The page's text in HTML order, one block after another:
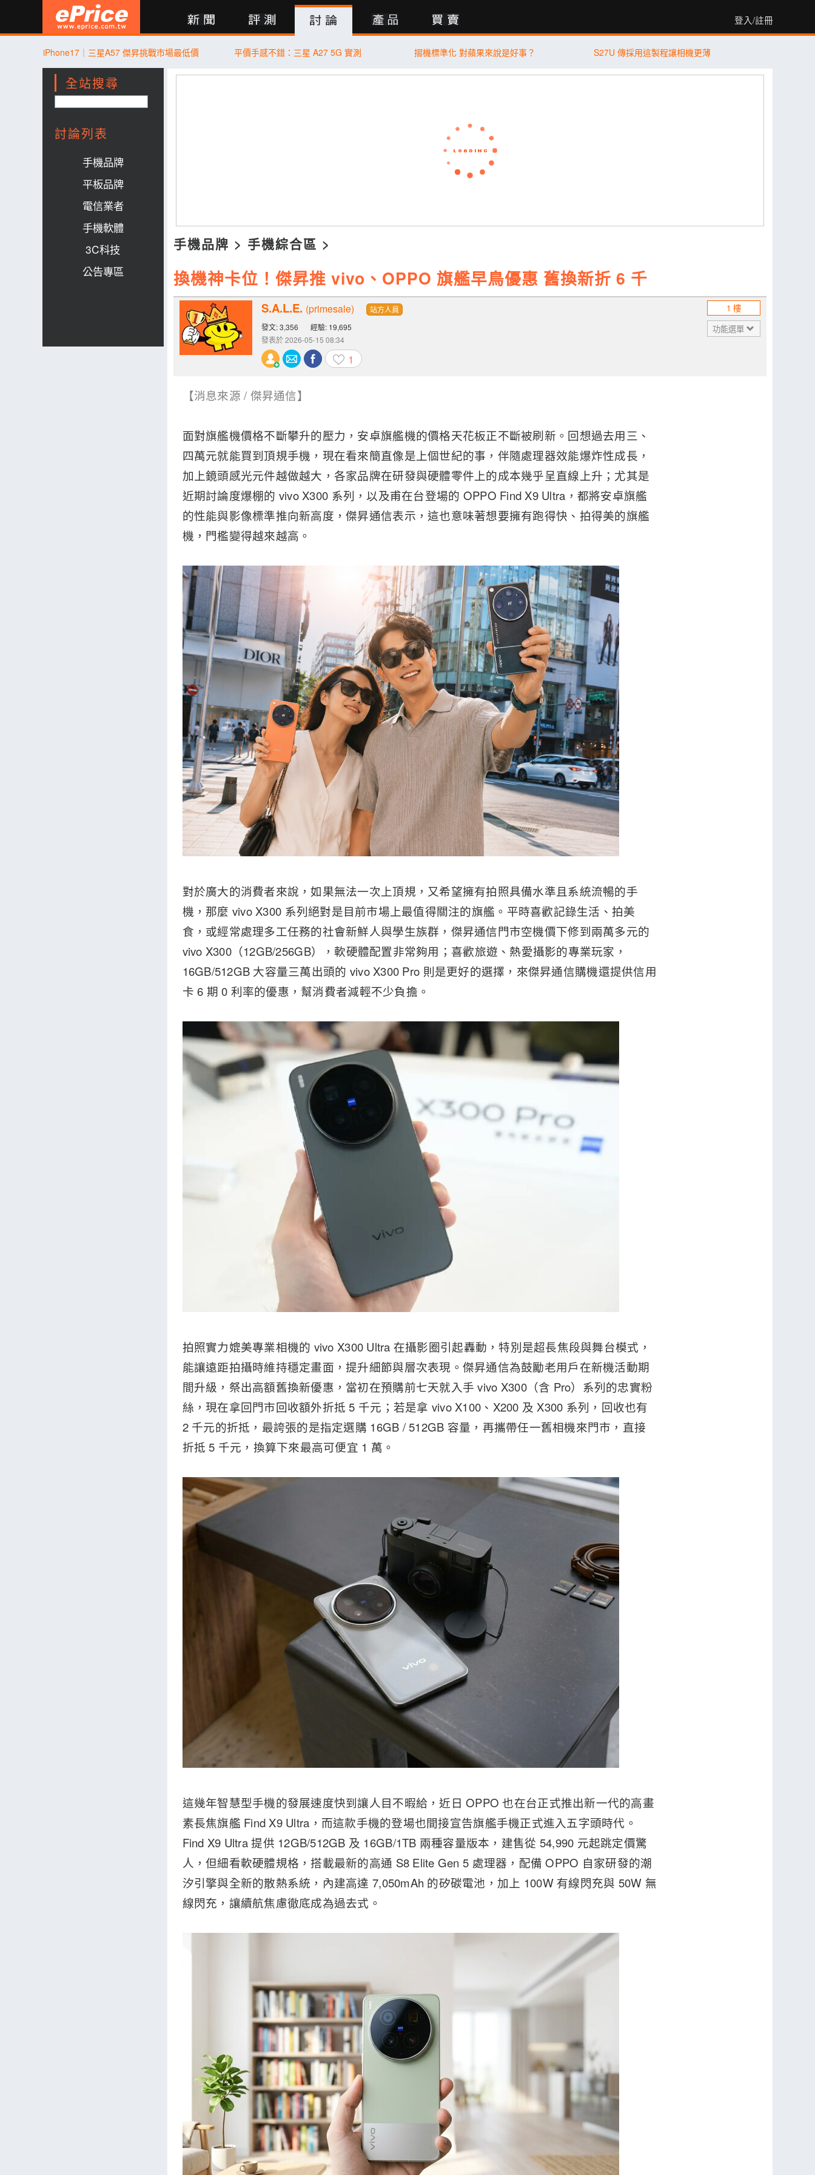
登入/註冊
評測 討論 產品 買賣 登入 行動版
iPhone17｜三星A57 傑昇挑戰市場最低價 平價手感不錯：三星 A27 5G 實測 摺機標準化 對蘋果來說是好事？ S27U 傳採用這製程讓相機更薄
全站搜尋
討論列表
手機品牌
平板品牌
電信業者
手機軟體
3C科技
公告專區
手機品牌 > 手機綜合區 >
換機神卡位！傑昇推 vivo、OPPO 旗艦早鳥優惠 舊換新折 6 千
S.A.L.E. (primesale)
站方人員
發文: 3,356
經驗: 19,695
發表於 2026-05-15 08:34
1
1 樓
功能選單
【消息來源 / 傑昇通信】
面對旗艦機價格不斷攀升的壓力，安卓旗艦機的價格天花板正不斷被刷新。回想過去用三、
四萬元就能買到頂規手機，現在看來簡直像是上個世紀的事，伴隨處理器效能爆炸性成長，
加上鏡頭感光元件越做越大，各家品牌在研發與硬體零件上的成本幾乎呈直線上升；尤其是
近期討論度爆棚的 vivo X300 系列，以及甫在台登場的 OPPO Find X9 Ultra，都將安卓旗艦
的性能與影像標準推向新高度，傑昇通信表示，這也意味著想要擁有跑得快、拍得美的旗艦
機，門檻變得越來越高。
對於廣大的消費者來說，如果無法一次上頂規，又希望擁有拍照具備水準且系統流暢的手
機，那麼 vivo X300 系列絕對是目前市場上最值得關注的旗艦。平時喜歡記錄生活、拍美
食，或經常處理多工任務的社會新鮮人與學生族群，傑昇通信門市空機價下修到兩萬多元的
vivo X300（12GB/256GB），軟硬體配置非常夠用；喜歡旅遊、熱愛攝影的專業玩家，
16GB/512GB 大容量三萬出頭的 vivo X300 Pro 則是更好的選擇，來傑昇通信購機還提供信用
卡 6 期 0 利率的優惠，幫消費者減輕不少負擔。
拍照實力媲美專業相機的 vivo X300 Ultra 在攝影圈引起轟動，特別是超長焦段與舞台模式，
能讓遠距拍攝時維持穩定畫面，提升細節與層次表現。傑昇通信為鼓勵老用戶在新機活動期
間升級，祭出高額舊換新優惠，當初在預購前七天就入手 vivo X300（含 Pro）系列的忠實粉
絲，現在拿回門市回收額外折抵 5 千元；若是拿 vivo X100、X200 及 X300 系列，回收也有
2 千元的折抵，最誇張的是指定選購 16GB / 512GB 容量，再攜帶任一舊相機來門市，直接
折抵 5 千元，換算下來最高可便宜 1 萬。
這幾年智慧型手機的發展速度快到讓人目不暇給，近日 OPPO 也在台正式推出新一代的高畫
素長焦旗艦 Find X9 Ultra，而這款手機的登場也間接宣告旗艦手機正式進入五字頭時代。
Find X9 Ultra 提供 12GB/512GB 及 16GB/1TB 兩種容量版本，建售從 54,990 元起跳定價驚
人，但細看軟硬體規格，搭載最新的高通 S8 Elite Gen 5 處理器，配備 OPPO 自家研發的潮
汐引擎與全新的散熱系統，內建高達 7,050mAh 的矽碳電池，加上 100W 有線閃充與 50W 無
線閃充，讓續航焦慮徹底成為過去式。